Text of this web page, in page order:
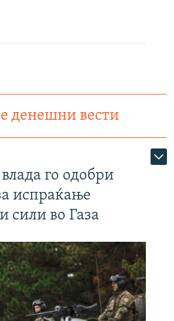
денешни вести
го одобри
испраќање
сили во Газа